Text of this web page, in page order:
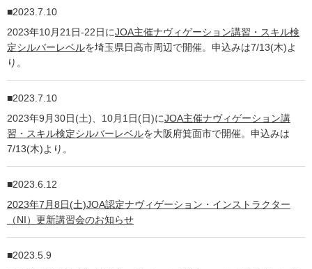
2023.7.10
2023年10月21日-22日にJOA主催ナヴィゲーション講習・スキル検
定シルバーレベルを埼玉県日高市周辺で開催。申込みは7/13(木)よ
り。
2023.7.10
2023年9月30日(土)、10月1日(日)にJOA主催ナヴィゲーション講
習・スキル検定シルバーレベルを大阪府箕面市で開催。申込みは
7/13(木)より。
2023.6.12
2023年7月8日(土)JOA認定ナヴィゲーション・インストラクター
（NI）更新講習会のお知らせ
2023.5.9